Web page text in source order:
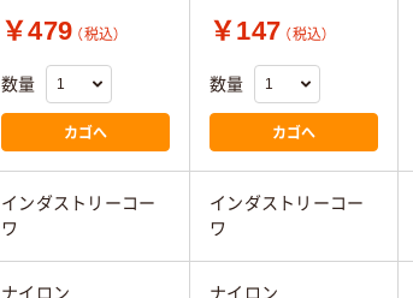
￥479 （税込）
数量
カゴへ
￥147 （税込）
数量
カゴへ
インダストリーコー
ワ
インダストリーコー
ワ
ナイロン ナイロン